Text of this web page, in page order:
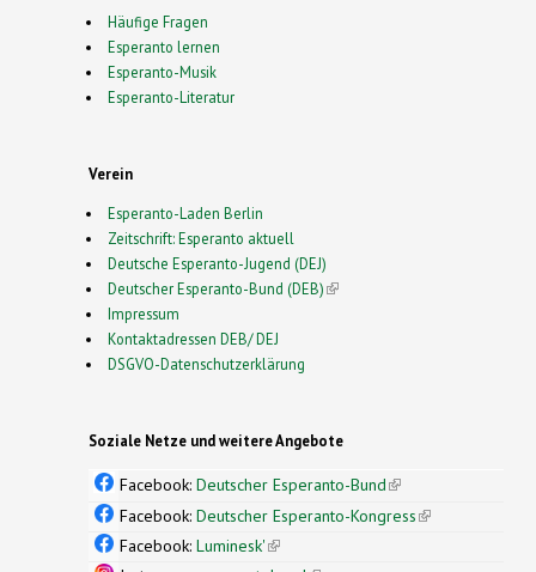
Häufige Fragen
Esperanto lernen
Esperanto-Musik
Esperanto-Literatur
Verein
Esperanto-Laden Berlin
Zeitschrift: Esperanto aktuell
Deutsche Esperanto-Jugend (DEJ)
Deutscher Esperanto-Bund (DEB)(link is external)
Impressum
Kontaktadressen DEB/ DEJ
DSGVO-Datenschutzerklärung
Soziale Netze und weitere Angebote
Facebook: Deutscher Esperanto-Bund(link is
external)
Facebook: Deutscher Esperanto-Kongress(link is
Facebook: Luminesk'(link is external)